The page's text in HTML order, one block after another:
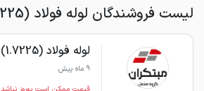
لیست فروشندگان لوله فولاد MO40 (1.7225)
لوله فولاد MO40 (1.7225)
9 ماه پیش